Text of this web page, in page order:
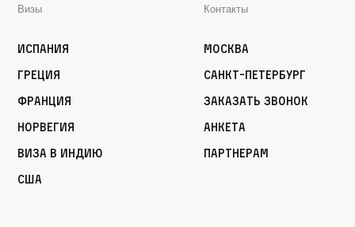
Визы
Испания
Греция
Франция
Норвегия
Виза в Индию
США
Контакты
Москва
Санкт-Петербург
Заказать звонок
Анкета
Партнерам